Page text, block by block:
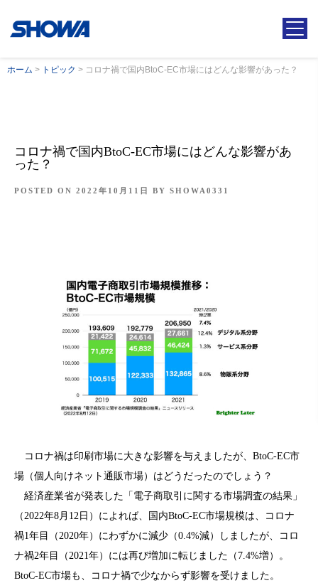
ホーム > トピック > コロナ禍で国内BtoC-EC市場にはどんな影響があった？
コロナ禍で国内BtoC-EC市場にはどんな影響があ
った？
POSTED ON 2022年10月11日 BY SHOWA0331
コロナ禍は印刷市場に大きな影響を与えましたが、BtoC-EC市
場（個人向けネット通販市場）はどうだったのでしょう？
経済産業省が発表した「電子商取引に関する市場調査の結果」
（2022年8月12日）によれば、国内BtoC-EC市場規模は、コロナ
禍1年目（2020年）にわずかに減少（0.4%減）しましたが、コロ
ナ禍2年目（2021年）には再び増加に転じました（7.4%増）。
BtoC-EC市場も、コロナ禍で少なからず影響を受けました。